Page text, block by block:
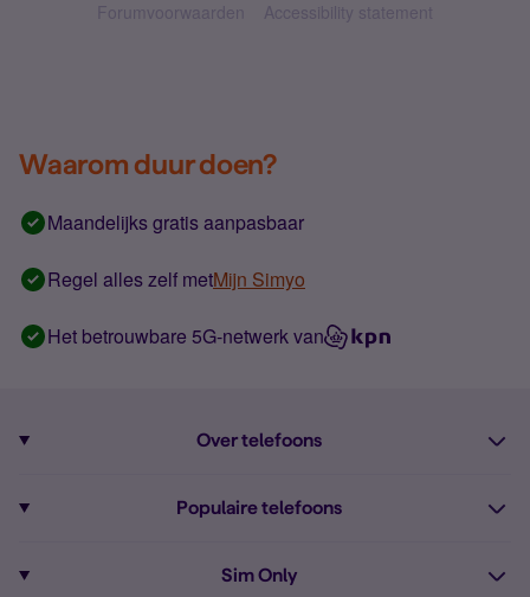
Forumvoorwaarden Accessibility statement
Waarom duur doen?
Maandelijks gratis aanpasbaar
Regel alles zelf metMijn Simyo
Het betrouwbare 5G-netwerk van
Over telefoons
Alle telefoons
Populaire telefoons
Sim Only